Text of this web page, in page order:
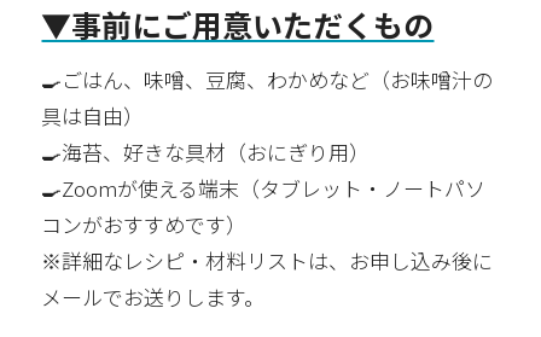
▼事前にご用意いただくもの
🍳ごはん、味噌、豆腐、わかめなど（お味噌汁の
具は自由）
🍳海苔、好きな具材（おにぎり用）
🍳Zoomが使える端末（タブレット・ノートパソ
コンがおすすめです）
※詳細なレシピ・材料リストは、お申し込み後に
メールでお送りします。